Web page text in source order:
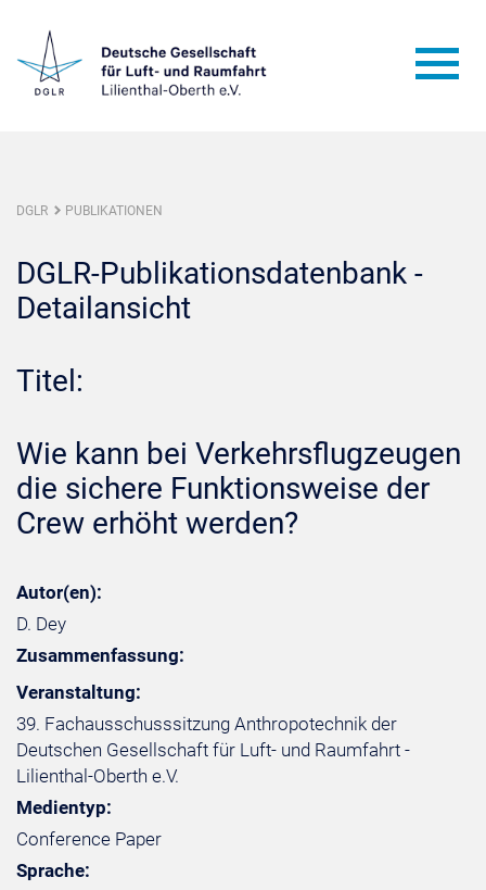
DGLR PUBLIKATIONEN
DGLR-Publikationsdatenbank -
Detailansicht
Titel:
Wie kann bei Verkehrsflugzeugen
die sichere Funktionsweise der
Crew erhöht werden?
Autor(en):
D. Dey
Zusammenfassung:
Veranstaltung:
39. Fachausschusssitzung Anthropotechnik der
Deutschen Gesellschaft für Luft- und Raumfahrt -
Lilienthal-Oberth e.V.
Medientyp:
Conference Paper
Sprache: